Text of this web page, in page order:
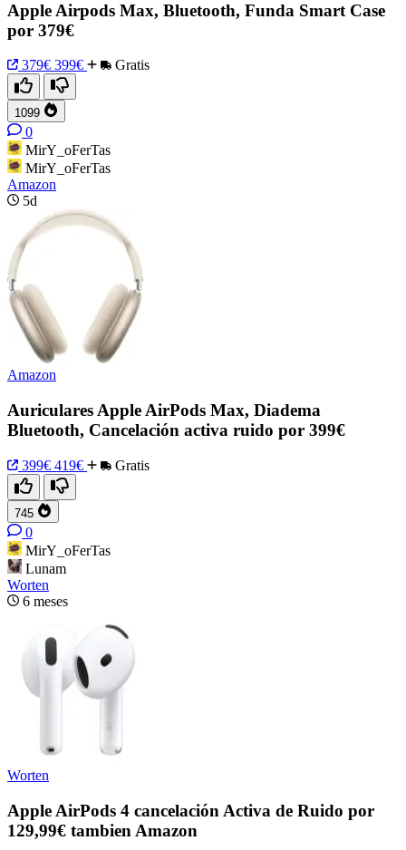
Apple Airpods Max, Bluetooth, Funda Smart Case
por 379€
379€ 399€ Gratis
1099
0
MirY_oFerTas
MirY_oFerTas
Amazon
5d
Amazon
Auriculares Apple AirPods Max, Diadema
Bluetooth, Cancelación activa ruido por 399€
399€ 419€ Gratis
745
0
MirY_oFerTas
Lunam
Worten
6 meses
Worten
Apple AirPods 4 cancelación Activa de Ruido por
129,99€ tambien Amazon